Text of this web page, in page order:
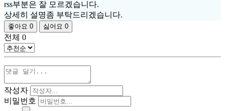
rss부분은 잘 모르겠습니다.
상세히 설명좀 부탁드리겠습니다.
좋아요 0 싫어요 0
전체 0
작성자
비밀번호